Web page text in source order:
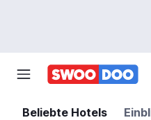
Beliebte Hotels